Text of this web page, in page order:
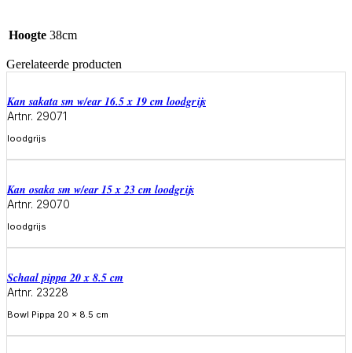
Hoogte 38cm
Gerelateerde producten
Kan sakata sm w/ear 16.5 x 19 cm loodgrijs
Artnr. 29071
loodgrijs
Meer informatie
Kan osaka sm w/ear 15 x 23 cm loodgrijs
Artnr. 29070
loodgrijs
Meer informatie
Schaal pippa 20 x 8.5 cm
Artnr. 23228
Bowl Pippa 20 x 8.5 cm
Meer informatie